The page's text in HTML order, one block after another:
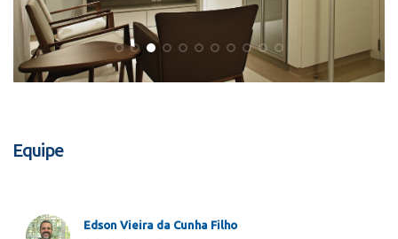
Equipe
Edson Vieira da Cunha Filho